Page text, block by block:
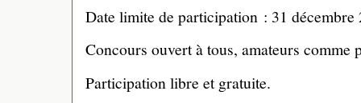
Date limite de participation : 31 décembre
Concours ouvert à tous, amateurs comme
Participation libre et gratuite.